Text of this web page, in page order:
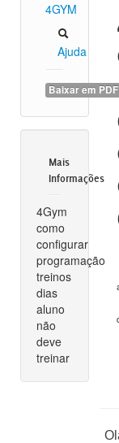
4GYM
Ajuda
Baixar em PDF
Mais
Informações
4Gym
como
configurar
programação
treinos
dias
aluno
não
deve
treinar